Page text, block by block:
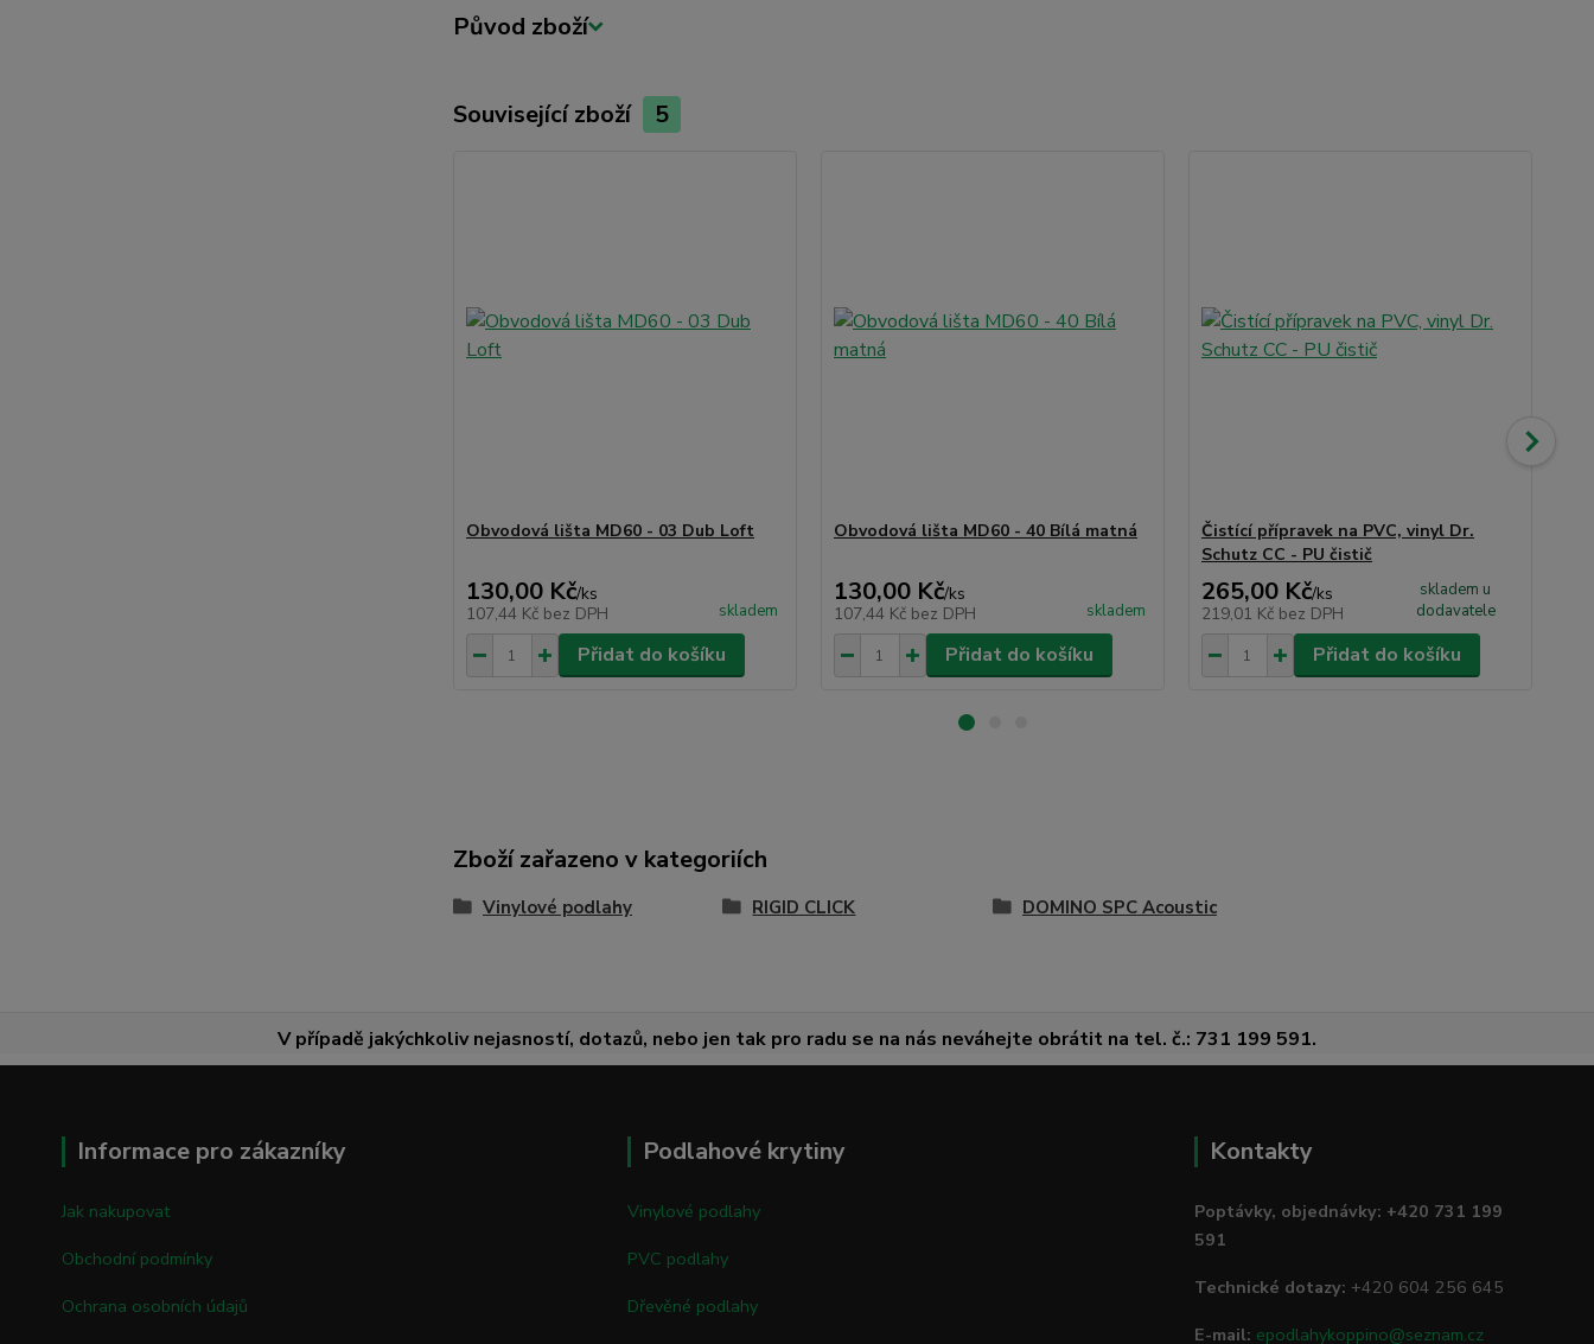
Původ zboží
Související zboží 5
Obvodová lišta MD60 - 03 Dub Loft
130,00 Kč/ks
107,44 Kč bez DPH skladem
Přidat do košíku
Obvodová lišta MD60 - 40 Bílá matná
130,00 Kč/ks
107,44 Kč bez DPH skladem
Přidat do košíku
Čistící přípravek na PVC, vinyl Dr.
Schutz CC - PU čistič
265,00 Kč/ks
219,01 Kč bez DPH
skladem u
dodavatele
Přidat do košíku
Zboží zařazeno v kategoriích
Vinylové podlahy RIGID CLICK DOMINO SPC Acoustic
V případě jakýchkoliv nejasností, dotazů, nebo jen tak pro radu se na nás neváhejte obrátit na tel. č.: 731 199 591.
Informace pro zákazníky
Jak nakupovat
Obchodní podmínky
Ochrana osobních údajů
Podlahové krytiny
Vinylové podlahy
PVC podlahy
Dřevěné podlahy
Kontakty
Poptávky, objednávky: +420 731 199
591
Technické dotazy: +420 604 256 645
E-mail: epodlahykoppino@seznam.cz